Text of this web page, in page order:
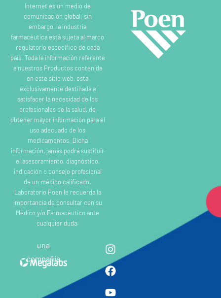
Internet es un medio de
comunicación global; sin
embargo, la industria
farmacéutica está sujeta al marco
regulatorio específico de cada
país. Toda la información referente
a nuestros Productos contenida
en este sitio web, esta
exclusivamente destinada a
satisfacer la necesidad de los
profesionales de la salud, de
obtener mayor información para el
uso adecuado de los
medicamentos. Dicha
información, jamás podrá sustituir
el asesoramiento, diagnóstico,
indicación o consejo profesional
de un médico calificado.
Laboratorio Poen le recuerda la
importancia de consultar con su
Médico y/o Farmacéutico ante
cualquier duda.
una
compañia